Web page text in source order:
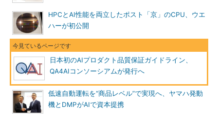
HPCとAI性能を両立したポスト「京」のCPU、ウエ
ハーが初公開
日本初のAIプロダクト品質保証ガイドライン、
QA4AIコンソーシアムが発行へ
低速自動運転を“商品レベル”で実現へ、ヤマハ発動
機とDMPがAIで資本提携